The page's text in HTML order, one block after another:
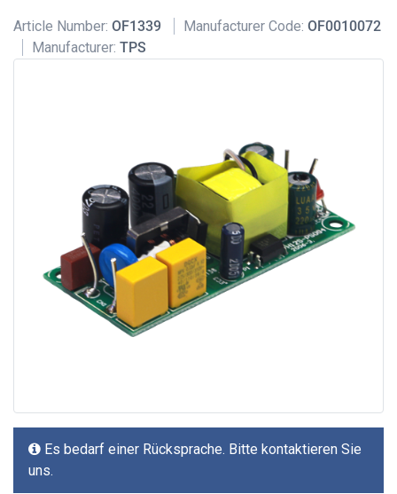
Article Number: OF1339 Manufacturer Code: OF0010072
Manufacturer: TPS
Es bedarf einer Rücksprache. Bitte kontaktieren Sie
uns.